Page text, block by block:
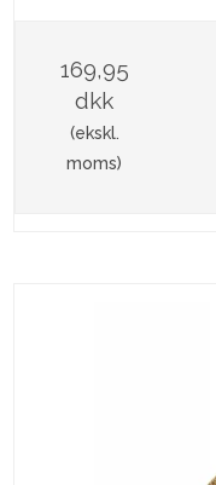
169,95
dkk
(ekskl.
moms)